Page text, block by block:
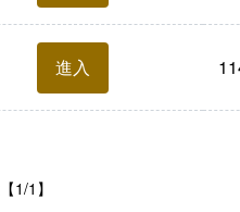
進入
1/1】